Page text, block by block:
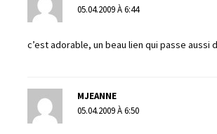
05.04.2009 À 6:44
c’est adorable, un beau lien qui passe aussi
MJEANNE
05.04.2009 À 6:50